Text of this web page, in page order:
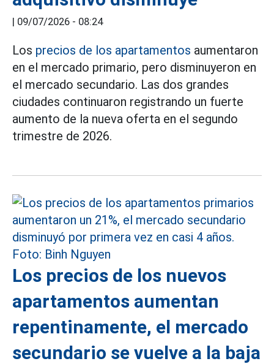
| 09/07/2026 - 08:24
Los precios de los apartamentos aumentaron
en el mercado primario, pero disminuyeron en
el mercado secundario. Las dos grandes
ciudades continuaron registrando un fuerte
aumento de la nueva oferta en el segundo
trimestre de 2026.
Los precios de los nuevos
apartamentos aumentan
repentinamente, el mercado
secundario se vuelve a la baja